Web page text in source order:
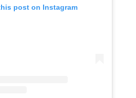
post on Instagram